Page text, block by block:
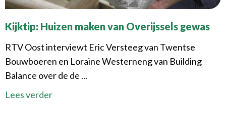
Kijktip: Huizen maken van Overijssels gewas
RTV Oost interviewt Eric Versteeg van Twentse
Bouwboeren en Loraine Westerneng van Building
Balance over de de ...
Lees verder